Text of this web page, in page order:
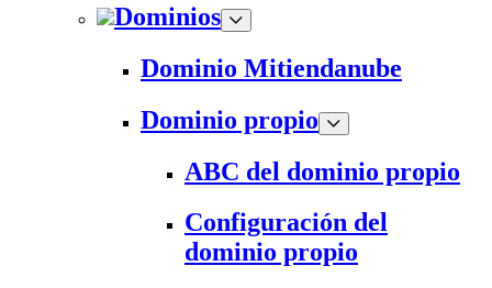
Dominios
Dominio Mitiendanube
Dominio propio
ABC del dominio propio
Configuración del
dominio propio